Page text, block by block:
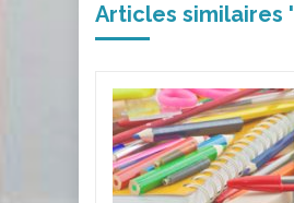
Articles similaires '